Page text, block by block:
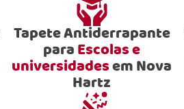
Tapete Antiderrapante
paraEscolas e
universidadesem Nova
Hartz